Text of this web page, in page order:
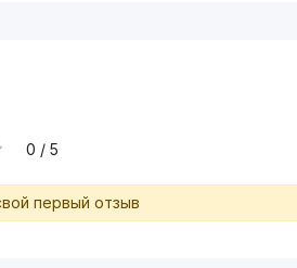
0 / 5
первый отзыв